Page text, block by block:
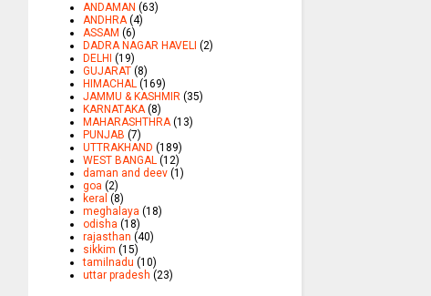
ANDAMAN (63)
ANDHRA (4)
ASSAM (6)
DADRA NAGAR HAVELI (2)
DELHI (19)
GUJARAT (8)
HIMACHAL (169)
JAMMU & KASHMIR (35)
KARNATAKA (8)
MAHARASHTHRA (13)
PUNJAB (7)
UTTRAKHAND (189)
WEST BANGAL (12)
daman and deev (1)
goa (2)
keral (8)
meghalaya (18)
odisha (18)
rajasthan (40)
sikkim (15)
tamilnadu (10)
uttar pradesh (23)